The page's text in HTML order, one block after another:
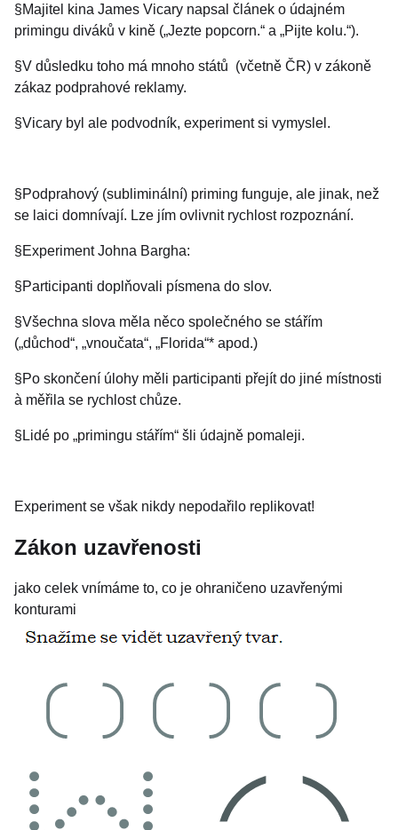
§Majitel kina James Vicary napsal článek o údajném
primingu diváků v kině („Jezte popcorn.“ a „Pijte kolu.“).
§V důsledku toho má mnoho států (včetně ČR) v zákoně
zákaz podprahové reklamy.
§Vicary byl ale podvodník, experiment si vymyslel.
§Podprahový (subliminální) priming funguje, ale jinak, než
se laici domnívají. Lze jím ovlivnit rychlost rozpoznání.
§Experiment Johna Bargha:
§Participanti doplňovali písmena do slov.
§Všechna slova měla něco společného se stářím
(„důchod“, „vnoučata“, „Florida“* apod.)
§Po skončení úlohy měli participanti přejít do jiné místnosti
à měřila se rychlost chůze.
§Lidé po „primingu stářím“ šli údajně pomaleji.
Experiment se však nikdy nepodařilo replikovat!
Zákon uzavřenosti
jako celek vnímáme to, co je ohraničeno uzavřenými
konturami